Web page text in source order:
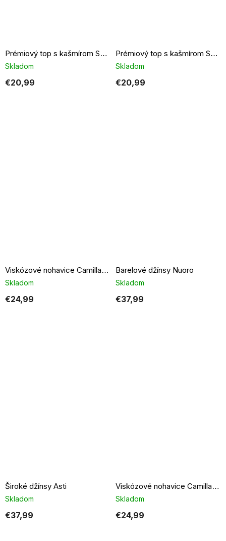
Prémiový top s kašmírom Sense modrý
Skladom
€20,99
Prémiový top s kašmírom Sense svetlo béžový
Skladom
€20,99
Viskózové nohavice Camilla svetlo modré
Skladom
€24,99
Barelové džínsy Nuoro
Skladom
€37,99
Široké džínsy Asti
Skladom
€37,99
Viskózové nohavice Camilla svetlo sivé
Skladom
€24,99